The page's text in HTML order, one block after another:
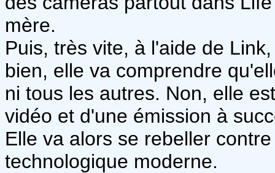
mère.
Puis, très vite, à l'aide de
bien, elle va comprendre
ni tous les autres. Non, elle
vidéo et d'une émission à
Elle va alors se rebeller
technologique moderne.